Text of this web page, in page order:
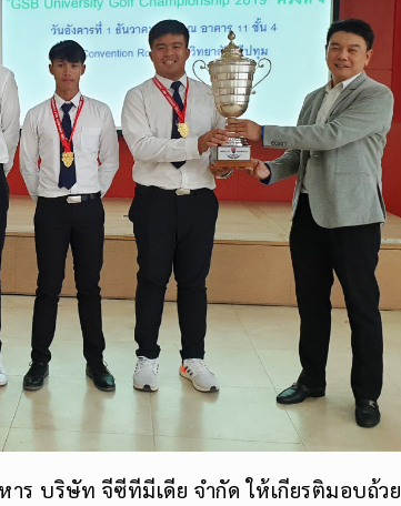
ร บริษัท จีซีทีมีเดีย จำกัด ให้เกียรติมอบถ้วย